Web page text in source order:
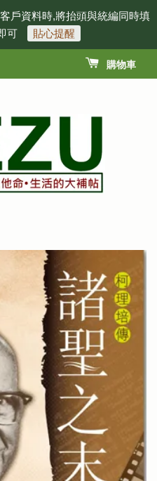
戶資料時,將抬頭與統編同時填
可
貼心提醒
購物車